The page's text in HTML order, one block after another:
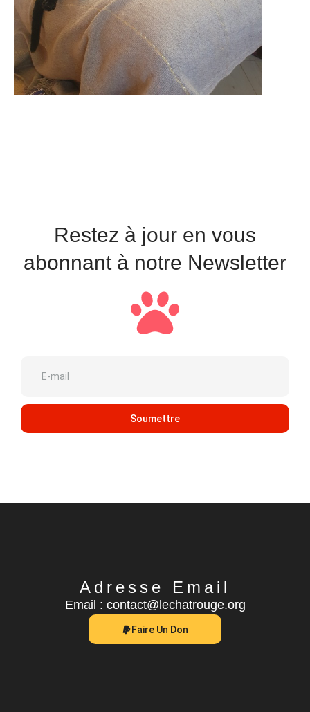
Restez à jour en vous
abonnant à notre Newsletter
Soumettre
Adresse Email
Email : contact@lechatrouge.org
Faire Un Don